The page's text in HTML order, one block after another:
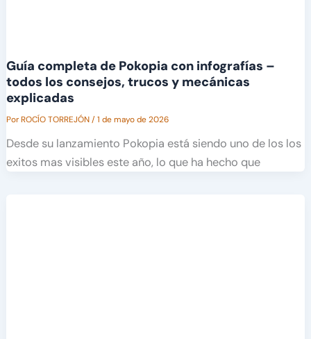
Guía completa de Pokopia con infografías –
todos los consejos, trucos y mecánicas
explicadas
PorROCÍO TORREJÓN/1 de mayo de 2026
Desde su lanzamiento Pokopia está siendo uno de los los
exitos mas visibles este año, lo que ha hecho que